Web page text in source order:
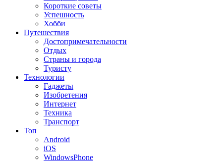
Короткие советы
Успешность
Хобби
Путешествия
Достопримечательности
Отдых
Страны и города
Туристу
Технологии
Гаджеты
Изобретения
Интернет
Техника
Транспорт
Топ
Android
iOS
WindowsPhone